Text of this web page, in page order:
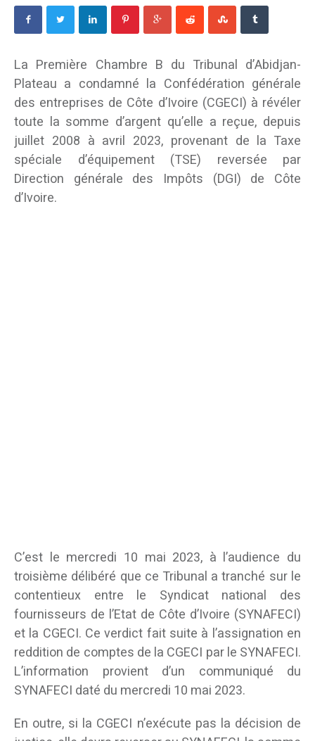
La Première Chambre B du Tribunal d’Abidjan-
Plateau a condamné la Confédération générale
des entreprises de Côte d’Ivoire (CGECI) à révéler
toute la somme d’argent qu’elle a reçue, depuis
juillet 2008 à avril 2023, provenant de la Taxe
spéciale d’équipement (TSE) reversée par
Direction générale des Impôts (DGI) de Côte
d’Ivoire.
C’est le mercredi 10 mai 2023, à l’audience du
troisième délibéré que ce Tribunal a tranché sur le
contentieux entre le Syndicat national des
fournisseurs de l’Etat de Côte d’Ivoire (SYNAFECI)
et la CGECI. Ce verdict fait suite à l’assignation en
reddition de comptes de la CGECI par le SYNAFECI.
L’information provient d’un communiqué du
SYNAFECI daté du mercredi 10 mai 2023.
En outre, si la CGECI n’exécute pas la décision de